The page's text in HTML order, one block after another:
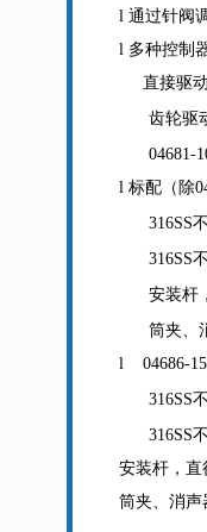
l 通过针阀
l 多种控制
直接驱动
齿轮驱
04681-
l 标配（除
316SS
316SS
安装杆
筒夹、
l 04686-15
316SS
316SS
安装杆，直
筒夹、消声